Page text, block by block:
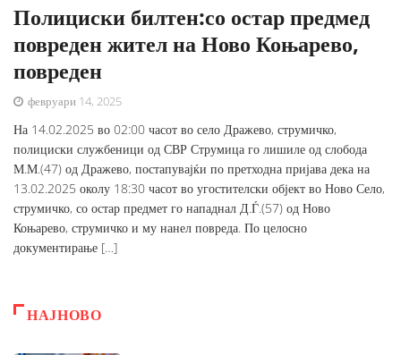
Полициски билтен:со остар предмед
повреден жител на Ново Коњарево,
повреден
февруари 14, 2025
На 14.02.2025 во 02:00 часот во село Дражево, струмичко,
полициски службеници од СВР Струмица го лишиле од слобода
М.М.(47) од Дражево, постапувајќи по претходна пријава дека на
13.02.2025 околу 18:30 часот во угостителски објект во Ново Село,
струмичко, со остар предмет го нападнал Д.Ѓ.(57) од Ново
Коњарево, струмичко и му нанел повреда. По целосно
документирање […]
НАЈНОВО